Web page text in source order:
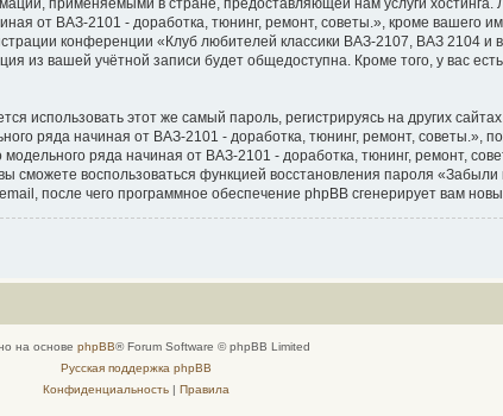
применяемыми в стране, предоставляющей нам услуги
от ВАЗ-2101 - доработка, тюнинг, ремонт, советы.», кроме вашего
конференции «Клуб любителей классики ВАЗ-2107, ВАЗ 2104 и
из вашей учётной записи будет общедоступна. Кроме того, у вас
этот же самый пароль, регистрируясь на других
ряда начиная от ВАЗ-2101 - доработка, тюнинг, ремонт, советы.»,
ряда начиная от ВАЗ-2101 - доработка, тюнинг, ремонт,
сможете воспользоваться функцией восстановления пароля
после чего программное обеспечение phpBB сгенерирует вам
на основе phpBB® Forum Software © phpBB Limited
Русская поддержка phpBB
Конфиденциальность| Правила